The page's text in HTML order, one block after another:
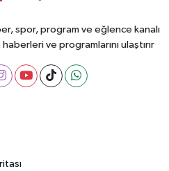
spor, program ve eğlence kanalı
ve programlarını ulaştırır